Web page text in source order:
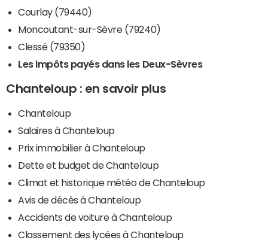
Courlay (79440)
Moncoutant-sur-Sèvre (79240)
Clessé (79350)
Les impôts payés dans les Deux-Sèvres
Chanteloup : en savoir plus
Chanteloup
Salaires à Chanteloup
Prix immobilier à Chanteloup
Dette et budget de Chanteloup
Climat et historique météo de Chanteloup
Avis de décès à Chanteloup
Accidents de voiture à Chanteloup
Classement des lycées à Chanteloup